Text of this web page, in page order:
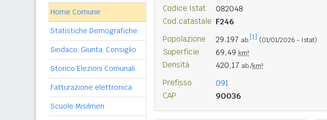
Home Comune
Statistiche Demografiche
Sindaco, Giunta, Consiglio
Storico Elezioni Comunali
Fatturazione elettronica
Scuole Misilmeri
Codice Istat 082048
Cod.catastale F246
Popolazione 29.197 ab. [1] (01/01/2026 - Istat)
Superficie 69,49 km²
Densità 420,17 ab./km²
Prefisso 091
CAP 90036